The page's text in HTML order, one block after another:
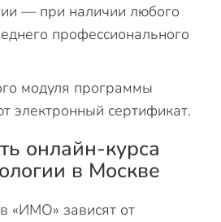
— при наличии любого
профессионального
модуля программы
электронный сертификат.
онлайн-курса
в Москве
«ИМО» зависят от